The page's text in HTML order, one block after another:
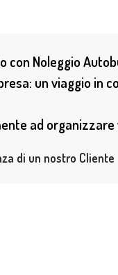
con Noleggio
un viaggio in
ad organizzare
di un nostro Cliente